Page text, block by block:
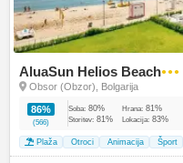
AluaSun Helios Beach●●●
Obsor (Obzor), Bolgarija
86%
(566)
Soba: 80% Hrana: 81%
Storitev: 81% Lokacija: 83%
Plaža Otroci Animacija Šport